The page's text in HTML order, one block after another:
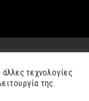
Sixty Marketing.
τεχνολογίες
της.